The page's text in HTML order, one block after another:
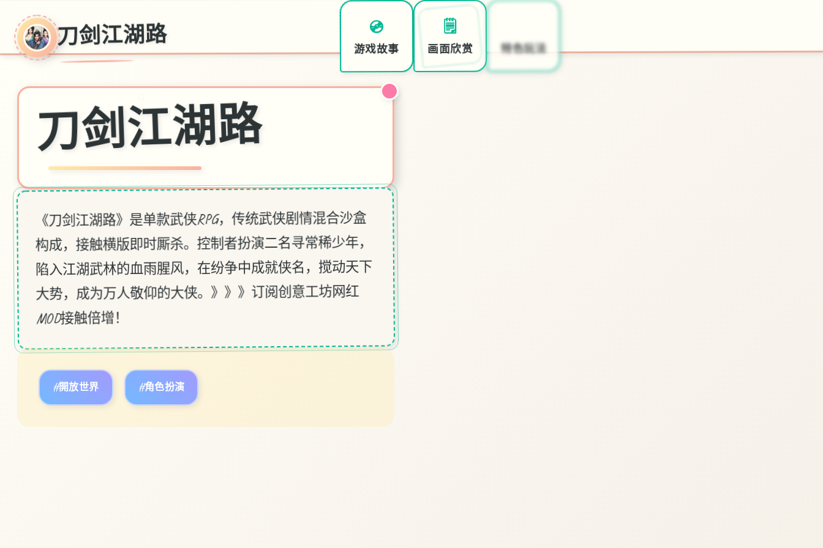
刀剑江湖路 💿
游戏故事
🗒️
画面欣赏 特色玩法 开始游戏
刀剑江湖路
《刀剑江湖路》是单款武侠RPG，传统武侠剧情混合沙盒
构成，接触横版即时厮杀。控制者扮演二名寻常稀少年，
陷入江湖武林的血雨腥风，在纷争中成就侠名，搅动天下
大势，成为万人敬仰的大侠。》》》订阅创意工坊网红
MOD接触倍增！
#開放世界 #角色扮演